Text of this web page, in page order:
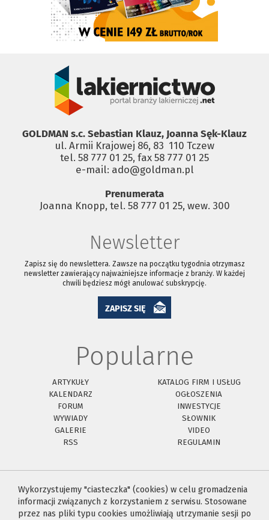
GOLDMAN s.c. Sebastian Klauz, Joanna Sęk-Klauz
ul. Armii Krajowej 86, 83 ­ 110 Tczew
tel. 58 777 01 25, fax 58 777 01 25
e-mail: ado@goldman.pl
Prenumerata
Joanna Knopp, tel. 58 777 01 25, wew. 300
Newsletter
Zapisz się do newslettera. Zawsze na początku tygodnia otrzymasz
newsletter zawierający najważniejsze informacje z branży. W każdej
chwili będziesz mógł anulować subskrypcję.
ZAPISZ SIĘ
Popularne
ARTYKUŁY
KATALOG FIRM I USŁUG
KALENDARZ
OGŁOSZENIA
FORUM
INWESTYCJE
WYWIADY
SŁOWNIK
GALERIE
VIDEO
RSS
REGULAMIN
Wykorzystujemy "ciasteczka" (cookies) w celu gromadzenia
informacji związanych z korzystaniem z serwisu. Stosowane
przez nas pliki typu cookies umożliwiają utrzymanie sesji po